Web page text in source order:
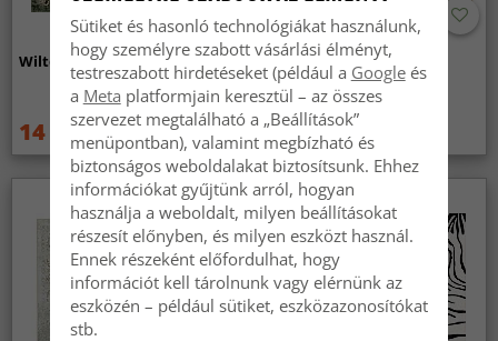
Wilton szőnyeg - Taknis (zöld)
14 959 Ft 19 949 Ft
Wilton szőnyeg - Elena
(bezs/arany)
14 959 Ft
Sütiket és hasonló technológiákat használunk,
hogy személyre szabott vásárlási élményt,
testreszabott hirdetéseket (például a Googleés
a Meta platformjain keresztül – az összes
szervezet megtalálható a „Beállítások”
menüpontban), valamint megbízható és
biztonságos weboldalakat biztosítsunk. Ehhez
információkat gyűjtünk arról, hogyan
használja a weboldalt, milyen beállításokat
részesít előnyben, és milyen eszközt használ.
Ennek részeként előfordulhat, hogy
információt kell tárolnunk vagy elérnünk az
eszközén – például sütiket, eszközazonosítókat
stb.